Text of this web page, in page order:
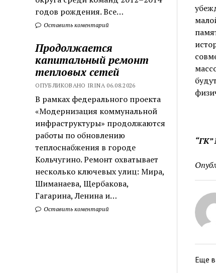
годов рождения. Все…
Оставить коментарий
Продолжается
капитальный ремонт
тепловых сетей
ОПУБЛИКОВАНО IRINA 06.08.2026
В рамках федерального проекта
«Модернизация коммунальной
инфраструктуры» продолжаются
работы по обновлению
теплоснабжения в городе
Кольчугино. Ремонт охватывает
несколько ключевых улиц: Мира,
Шиманаева, Щербакова,
Гагарина, Ленина и…
Оставить коментарий
Еще в